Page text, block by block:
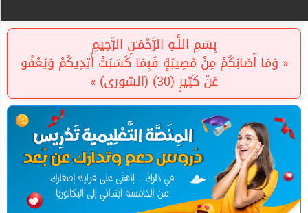
بِسْمِ اللَّـهِ الرَّحْمَـٰنِ الرَّحِيمِ
« وَمَا أَصَابَكُمْ مِنْ مُصِيبَةٍ فَبِمَا كَسَبَتْ أَيْدِيكُمْ وَيَعْفُو
عَنْ كَثِيرٍ (30) (الشورى) »